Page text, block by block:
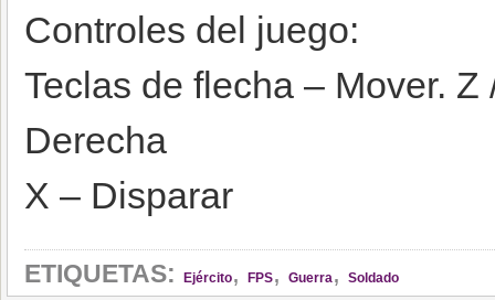
Controles del juego:
Teclas de flecha – Mover.
Derecha
X – Disparar
ETIQUETAS: Ejército, FPS, Guerra, Soldado